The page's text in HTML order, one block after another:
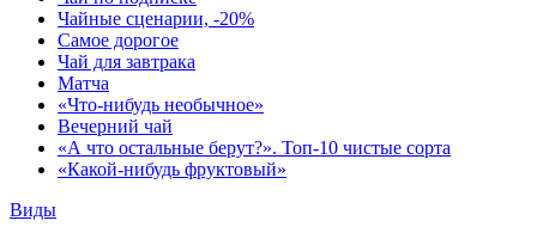
Чайные сценарии, -20%
Самое дорогое
Чай для завтрака
Матча
«Что-нибудь необычное»
Вечерний чай
«А что остальные берут?». Топ-10 чистые сорта
«Какой-нибудь фруктовый»
Виды